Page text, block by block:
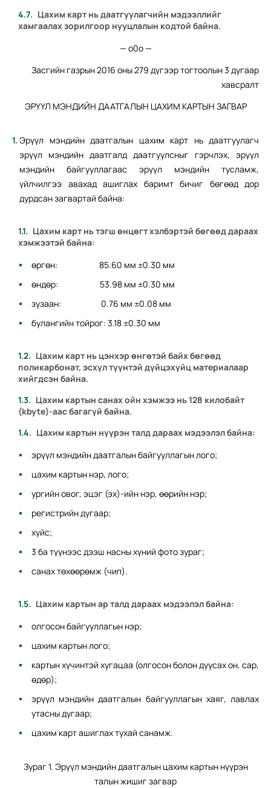
Цахим карт нь даатгуулагчийн мэдээллийг
хамгаалах зорилгоор нууцлалын кодтой байна.
— о0о —
Засгийн газрын 2016 оны 279 дүгээр тогтоолын 3 дугаар
хавсралт
ЭРҮҮЛ МЭНДИЙН ДААТГАЛЫН ЦАХИМ КАРТЫН ЗАГВАР
Эрүүл мэндийн даатгалын цахим карт нь даатгуулагч
эрүүл мэндийн даатгалд даатгуулсныг гэрчлэх, эрүүл
мэндийн байгууллагаас эрүүл мэндийн тусламж,
үйлчилгээ авахад ашиглах баримт бичиг бөгөөд дор
дурдсан загвартай байна:
Цахим карт нь тэгш өнцөгт хэлбэртэй бөгөөд дараах
хэмжээтэй байна:
өргөн: 85.60 мм ±0.30 мм
өндөр: 53.98 мм ±0.30 мм
зузаан: 0.76 мм ±0.08 мм
булангийн тойрог: 3.18 ±0.30 мм
Цахим карт нь цэнхэр өнгөтэй байх бөгөөд
поликарбонат, эсхүл түүнтэй дүйцэхүйц материалаар
хийгдсэн байна.
Цахим картын санах ойн хэмжээ нь 128 килобайт
(kbyte)-аас багагүй байна.
Цахим картын нүүрэн талд дараах мэдээлэл байна:
эрүүл мэндийн даатгалын байгууллагын лого;
цахим картын нэр, лого;
ургийн овог, эцэг (эх)-ийн нэр, өөрийн нэр;
регистрийн дугаар;
хүйс;
3 ба түүнээс дээш насны хүний фото зураг;
санах төхөөрөмж (чип).
Цахим картын ар талд дараах мэдээлэл байна:
олгосон байгууллагын нэр;
цахим картын лого;
картын хүчинтэй хугацаа (олгосон болон дуусах он, сар,
өдөр);
эрүүл мэндийн даатгалын байгууллагын хаяг, лавлах
утасны дугаар;
цахим карт ашиглах тухай санамж.
Зураг 1. Эрүүл мэндийн даатгалын цахим картын нүүрэн
талын жишиг загвар